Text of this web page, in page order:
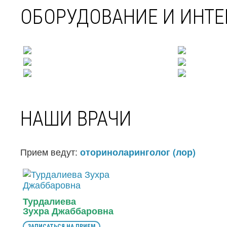
ОБОРУДОВАНИЕ И
НАШИ ВРАЧИ
Прием ведут: оториноларинголог (лор)
Турдалиева
Зухра Джаббаровна